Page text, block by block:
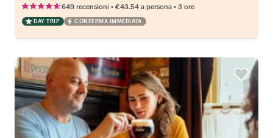
649 recensioni • €43.54 a persona • 3 ore
DAY TRIP CONFERMA IMMEDIATA